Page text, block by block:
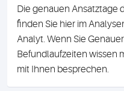
Die genauen Ansatztage
finden Sie hier im
Analyt. Wenn Sie
Befundlaufzeiten wissen
mit Ihnen besprechen.